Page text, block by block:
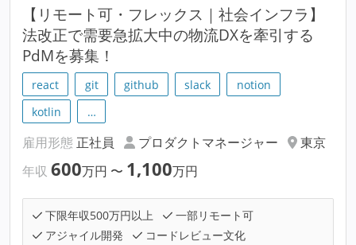
【リモート可・フレックス｜社会インフラ】
法改正で需要急拡大中の物流DXを牽引する
PdMを募集！
react git github slack
notion
kotlin
…
雇用形態 正社員 プロダクトマネージャー
東京
年収 600万円 〜 1,100万円
下限年収500万円以上
一部リモート可
アジャイル開発
コードレビュー文化